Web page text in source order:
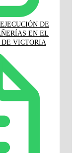
DE
EN EL
VICTORIA